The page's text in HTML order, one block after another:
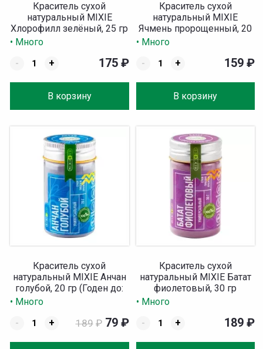
Краситель сухой
натуральный MIXIE
Хлорофилл зелёный, 25 гр
• Много
-
+
В корзину
175 ₽
Краситель сухой
натуральный MIXIE
Ячмень пророщенный, 20
• Много
-
+
В корзину
159 ₽
Краситель сухой
натуральный MIXIE Анчан
голубой, 20 гр (Годен до:
• Много
-
+ 189 ₽ 79 ₽
Краситель сухой
натуральный MIXIE Батат
фиолетовый, 30 гр
• Много
-
+ 189 ₽